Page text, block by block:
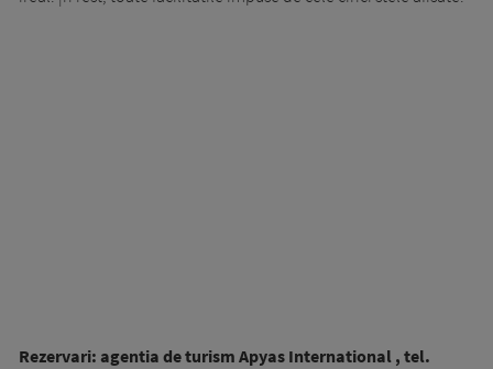
Rezervari: agentia de turism Apyas International , tel.